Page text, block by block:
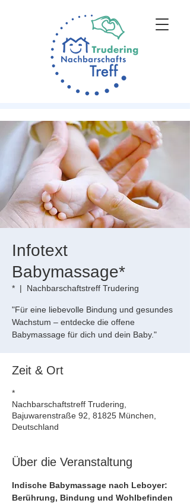
Infotext
Babymassage*
*
  |
Nachbarschaftstreff Trudering
"Für eine liebevolle Bindung und gesundes
Wachstum – entdecke die offene
Babymassage für dich und dein Baby."
Zeit & Ort
*
Nachbarschaftstreff Trudering,
Bajuwarenstraße 92, 81825 München,
Deutschland
Über die Veranstaltung
Indische Babymassage nach Leboyer:
Berührung, Bindung und Wohlbefinden